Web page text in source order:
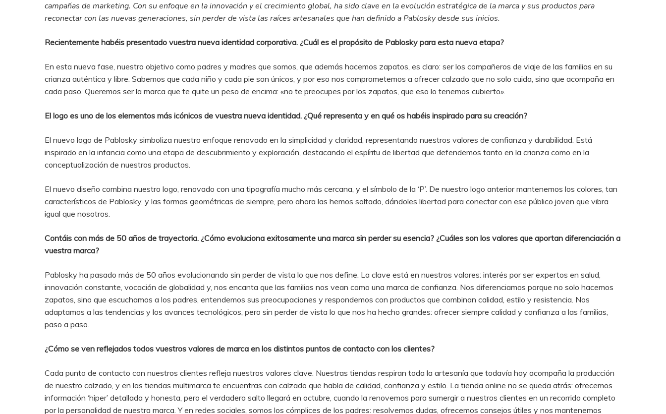
campañas de marketing. Con su enfoque en la innovación y el crecimiento global, ha sido clave en la evolución estratégica de la marca y sus productos para
reconectar con las nuevas generaciones, sin perder de vista las raíces artesanales que han definido a Pablosky desde sus inicios.
Recientemente habéis presentado vuestra nueva identidad corporativa. ¿Cuál es el propósito de Pablosky para esta nueva etapa?
En esta nueva fase, nuestro objetivo como padres y madres que somos, que además hacemos zapatos, es claro: ser los compañeros de viaje de las familias en su
crianza auténtica y libre. Sabemos que cada niño y cada pie son únicos, y por eso nos comprometemos a ofrecer calzado que no solo cuida, sino que acompaña en
cada paso. Queremos ser la marca que te quite un peso de encima: «no te preocupes por los zapatos, que eso lo tenemos cubierto»​​.
El logo es uno de los elementos más icónicos de vuestra nueva identidad. ¿Qué representa y en qué os habéis inspirado para su creación?
El nuevo logo de Pablosky simboliza nuestro enfoque renovado en la simplicidad y claridad, representando nuestros valores de confianza y durabilidad. Está
inspirado en la infancia como una etapa de descubrimiento y exploración, destacando el espíritu de libertad que defendemos tanto en la crianza como en la
conceptualización de nuestros productos.
El nuevo diseño combina nuestro logo, renovado con una tipografía mucho más cercana, y el símbolo de la ‘P’. De nuestro logo anterior mantenemos los colores, tan
característicos de Pablosky, y las formas geométricas de siempre, pero ahora las hemos soltado, dándoles libertad para conectar con ese público joven que vibra
igual que nosotros.
Contáis con más de 50 años de trayectoria. ¿Cómo evoluciona exitosamente una marca sin perder su esencia? ¿Cuáles son los valores que aportan diferenciación a
vuestra marca?
Pablosky ha pasado más de 50 años evolucionando sin perder de vista lo que nos define. La clave está en nuestros valores: interés por ser expertos en salud,
innovación constante, vocación de globalidad y, nos encanta que las familias nos vean como una marca de confianza. Nos diferenciamos porque no solo hacemos
zapatos, sino que escuchamos a los padres, entendemos sus preocupaciones y respondemos con productos que combinan calidad, estilo y resistencia. Nos
adaptamos a las tendencias y los avances tecnológicos, pero sin perder de vista lo que nos ha hecho grandes: ofrecer siempre calidad y confianza a las familias,
paso a paso​​.
¿Cómo se ven reflejados todos vuestros valores de marca en los distintos puntos de contacto con los clientes?
Cada punto de contacto con nuestros clientes refleja nuestros valores clave. Nuestras tiendas respiran toda la artesanía que todavía hoy acompaña la producción
de nuestro calzado, y en las tiendas multimarca te encuentras con calzado que habla de calidad, confianza y estilo. La tienda online no se queda atrás: ofrecemos
información ‘hiper’ detallada y honesta, pero el verdadero salto llegará en octubre, cuando la renovemos para sumergir a nuestros clientes en un recorrido completo
por la personalidad de nuestra marca. Y en redes sociales, somos los cómplices de los padres: resolvemos dudas, ofrecemos consejos útiles y nos mantenemos